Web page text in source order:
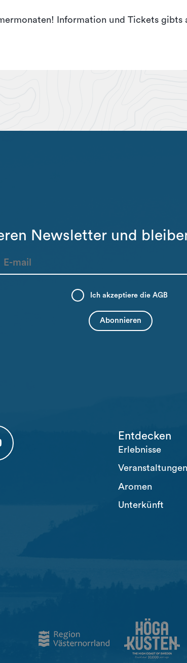
Information und Tickets gibts
Newsletter und
Ich akzeptiere die AGB
Entdecken
Erlebnisse
Veranstaltungen
Aromen
Unterkünft